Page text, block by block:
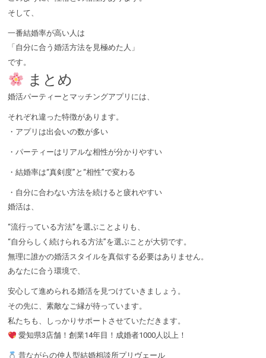
そして、
一番結婚率が高い人は
「自分に合う婚活方法を見極めた人」
です。
まとめ
婚活パーティーとマッチングアプリには、
それぞれ違った特徴があります。
・アプリは出会いの数が多い
・パーティーはリアルな相性が分かりやすい
・結婚率は“真剣度”と“相性”で変わる
・自分に合わない方法を続けると疲れやすい
婚活は、
“流行っている方法”を選ぶことよりも、
“自分らしく続けられる方法”を選ぶことが大切です。
無理に誰かの婚活スタイルを真似する必要はありません。
あなたに合う環境で、
安心して進められる婚活を見つけていきましょう。
その先に、素敵なご縁が待っています。
私たちも、しっかりサポートさせていただきます。
愛知県3店舗！創業14年目！成婚者1000人以上！
昔ながらの仲人型結婚相談所プリヴェール